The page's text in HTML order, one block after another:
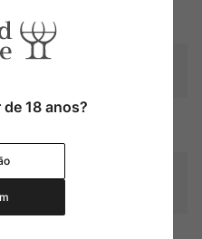
15,0%
18 anos?